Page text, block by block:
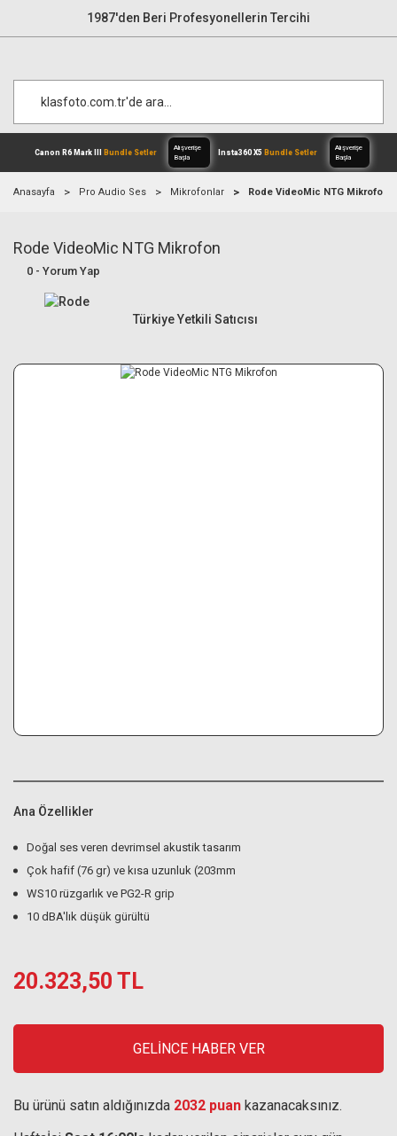
1987'den Beri Profesyonellerin Tercihi
Canon R6 Mark IIIBundle Setler
Anasayfa Pro Audio Ses Mikrofonlar Rode VideoMic NTG Mikrofon
Rode VideoMic NTG Mikrofon
0 - Yorum Yap
Türkiye Yetkili Satıcısı
Ana Özellikler
Doğal ses veren devrimsel akustik tasarım
Çok hafif (76 gr) ve kısa uzunluk (203mm
WS10 rüzgarlık ve PG2-R grip
10 dBA'lık düşük gürültü
20.323,50 TL
GELİNCE HABER VER
Bu ürünü satın aldığınızda 2032 puan kazanacaksınız.